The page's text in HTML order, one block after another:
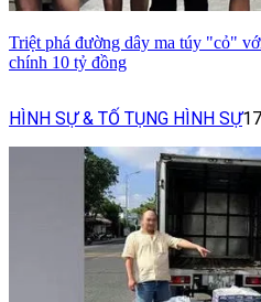
Triệt phá đường dây ma túy "cỏ"
chính 10 tỷ đồng
HÌNH SỰ & TỐ TỤNG HÌNH SỰ